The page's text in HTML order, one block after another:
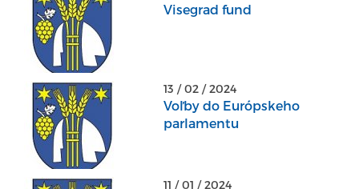
Visegrad fund
13 / 02 / 2024
Voľby do Európskeho
parlamentu
11 / 01 / 2024